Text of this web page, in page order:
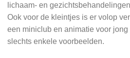
lichaam- en
Ook voor de kleintjes is er volop
een miniclub en animatie voor
slechts enkele voorbeelden.